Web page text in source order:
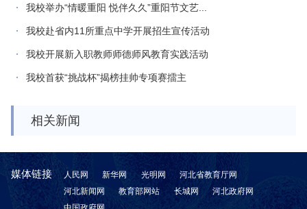
我校举办“情暖重阳 悦伴久久”重阳节文艺...
我校赴省内11所重点中学开展招生宣传活动
我校开展新入职教师师德师风教育实践活动
我校首获“挑战杯”揭榜挂帅专项赛擂主
相关新闻
媒体链接 人民网 新华网 光明网
河北省教育厅网
河北新闻网
教育部网站 长城网
河北政府网